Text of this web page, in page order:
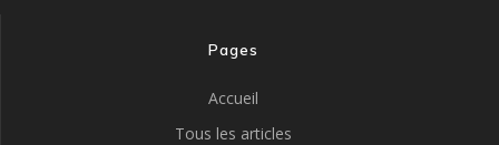
Pages
Accueil
Tous les articles